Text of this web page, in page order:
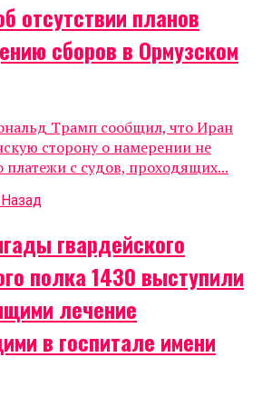
отсутствии планов
сборов в Ормузском
Трамп сообщил, что Иран
сторону о намерении не
платежи с судов, проходящих...
гвардейского
полка 1430 выступили
лечение
в госпитале имени